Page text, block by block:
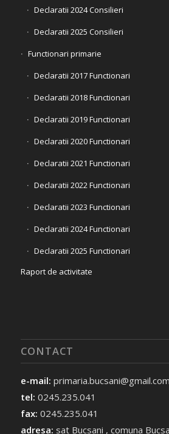
Declaratii 2024 Consilieri
Declaratii 2025 Consilieri
Functionari primarie
Declaratii 2017 Functionari
Declaratii 2018 Functionari
Declaratii 2019 Functionari
Declaratii 2020 Functionari
Declaratii 2021 Functionari
Declaratii 2022 Functionari
Declaratii 2023 Functionari
Declaratii 2024 Functionari
Declaratii 2025 Functionari
Raport de activitate
CONTACT
e-mail: primaria.bucsani@gmail.com
tel: 0245.235.041
fax: 0245.235.041
adresa: sat Bucsani , comuna